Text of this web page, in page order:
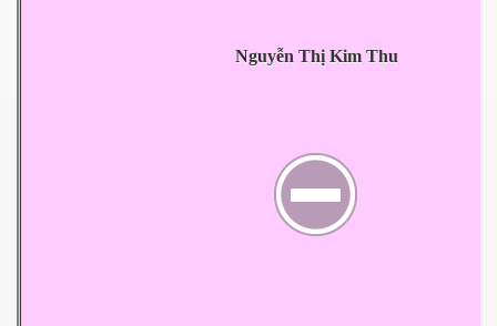
Nguyễn Thị Kim Thu